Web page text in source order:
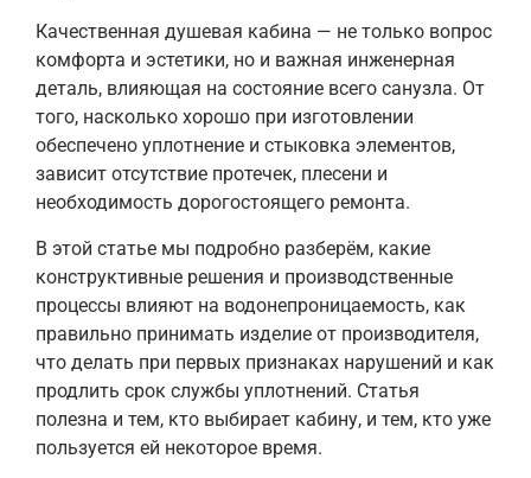
Качественная душевая кабина — не только вопрос
комфорта и эстетики, но и важная инженерная
деталь, влияющая на состояние всего санузла. От
того, насколько хорошо при изготовлении
обеспечено уплотнение и стыковка элементов,
зависит отсутствие протечек, плесени и
необходимость дорогостоящего ремонта.
В этой статье мы подробно разберём, какие
конструктивные решения и производственные
процессы влияют на водонепроницаемость, как
правильно принимать изделие от производителя,
что делать при первых признаках нарушений и как
продлить срок службы уплотнений. Статья
полезна и тем, кто выбирает кабину, и тем, кто уже
пользуется ей некоторое время.